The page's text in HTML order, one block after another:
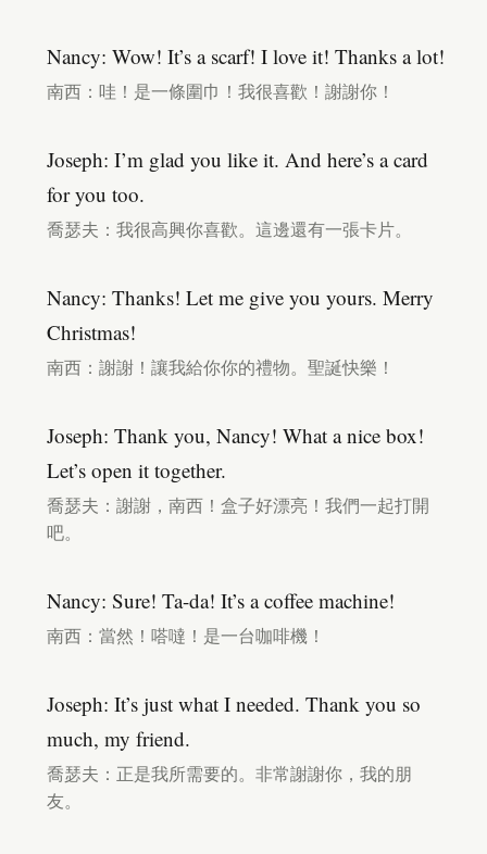
Nancy: Wow! It’s a scarf! I love it! Thanks a lot!
南西：哇！是一條圍巾！我很喜歡！謝謝你！
Joseph: I’m glad you like it. And here’s a card
for you too.
喬瑟夫：我很高興你喜歡。這邊還有一張卡片。
Nancy: Thanks! Let me give you yours. Merry
Christmas!
南西：謝謝！讓我給你你的禮物。聖誕快樂！
Joseph: Thank you, Nancy! What a nice box!
Let’s open it together.
喬瑟夫：謝謝，南西！盒子好漂亮！我們一起打開
吧。
Nancy: Sure! Ta-da! It’s a coffee machine!
南西：當然！嗒噠！是一台咖啡機！
Joseph: It’s just what I needed. Thank you so
much, my friend.
喬瑟夫：正是我所需要的。非常謝謝你，我的朋
友。